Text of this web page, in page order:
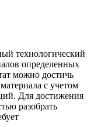
технологический
определенных
можно достичь
с учетом
Для достижения
разобрать